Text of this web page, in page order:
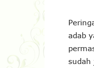
adab
sudah